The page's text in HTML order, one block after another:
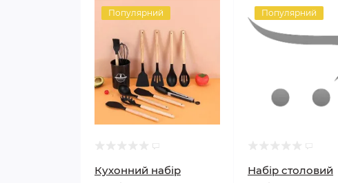
Популярний
Кухонний набір
Популярний
Набір столовий